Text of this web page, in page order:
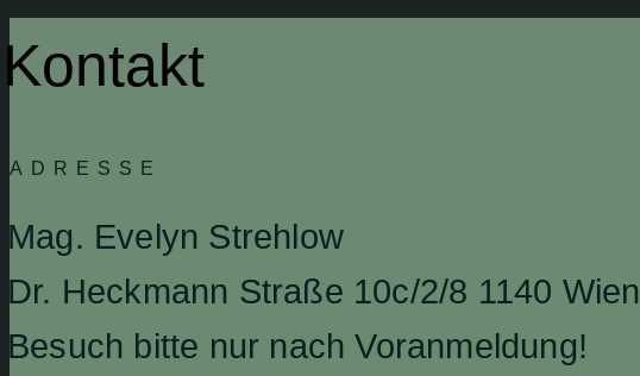
Kontakt
ADRESSE
Mag. Evelyn Strehlow
Dr. Heckmann Straße 10c/2/8 1140 Wien
Besuch bitte nur nach Voranmeldung!